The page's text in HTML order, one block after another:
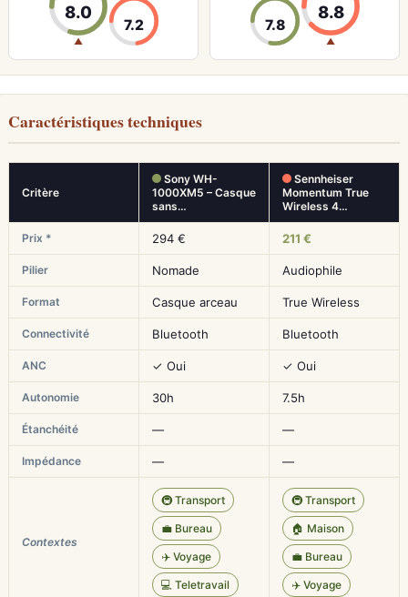
8.0
▲
7.2 7.8
8.8
▲
Caractéristiques techniques
Critère
Sony WH-
1000XM5 – Casque
sans…
Sennheiser
Momentum True
Wireless 4…
Prix * 294 € 211 €
Pilier Nomade Audiophile
Format Casque arceau True Wireless
Connectivité Bluetooth Bluetooth
ANC ✓ Oui ✓ Oui
Autonomie 30h 7.5h
Étanchéité — —
Impédance — —
Contextes
🚇 Transport
💼 Bureau
✈️ Voyage
💻 Teletravail
🚇 Transport
🏠 Maison
💼 Bureau
✈️ Voyage